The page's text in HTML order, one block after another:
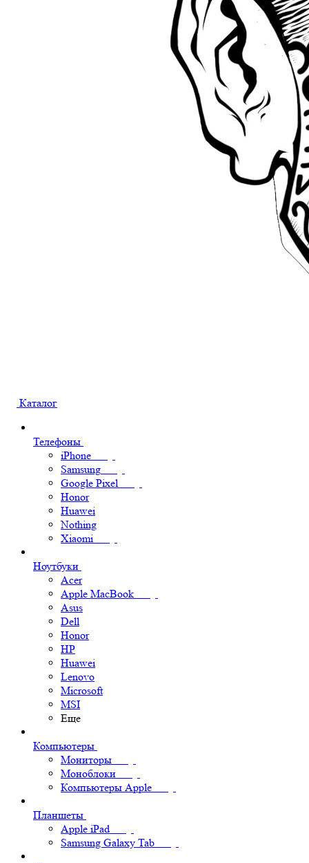
Каталог
Телефоны
iPhone
Samsung
Google Pixel
Honor
Huawei
Nothing
Xiaomi
Ноутбуки
Acer
Apple MacBook
Asus
Dell
Honor
HP
Huawei
Lenovo
Microsoft
MSI
Еще
Компьютеры
Мониторы
Моноблоки
Компьютеры Apple
Планшеты
Apple iPad
Samsung Galaxy Tab